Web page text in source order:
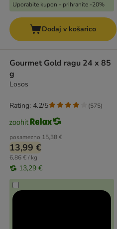
Uporabite kupon - prihranite -20%
Dodaj v košarico
Gourmet Gold ragu 24 x 85
g
Losos
posamezno 15,38 €
13,99 €
6,86 € / kg
13,29 €
Rating: 4.2/5 (575)